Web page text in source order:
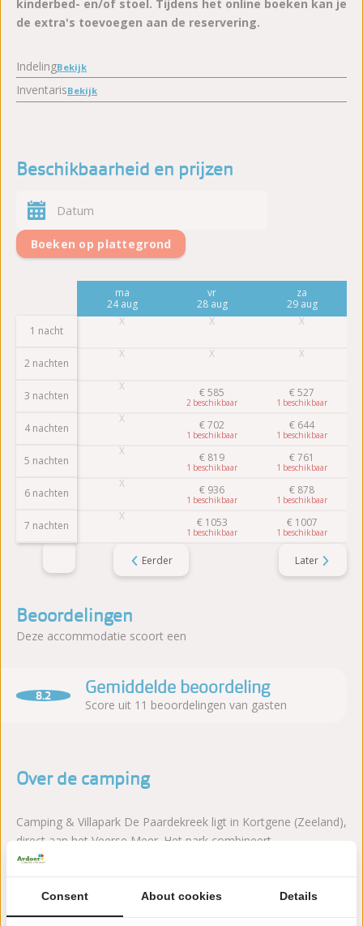
kinderbed- en/of stoel. Tijdens het online boeken kan je
de extra's toevoegen aan de reservering.
IndelingBekijk
InventarisBekijk
Beschikbaarheid en prijzen
Boeken op plattegrond
Eerder Later
1 nacht
2 nachten
3 nachten
4 nachten
5 nachten
6 nachten
7 nachten
ma
24 aug
vr
28 aug
€585
2
€702
1
€ 819
1
€ 936
1
€ 1053
1
za
29 aug
€527
1
€ 644
1
€761
1
€ 878
1
€ 1007
1
Beoordelingen
Deze accommodatie scoort een
8.2 Gemiddelde beoordeling
Score uit 11 beoordelingen van gasten
Over de camping
Camping & Villapark De Paardekreek ligt in Kortgene (Zeeland),
direct aan het Veerse Meer. Het park combineert
watersportmogelijkheden met een gezinsvriendelijke sfeer en
veel voorzieningen.
Consent About cookies Details